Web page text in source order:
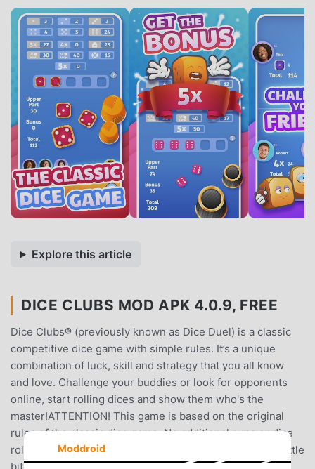
Explore this article
DICE CLUBS MOD APK 4.0.9, FREE
Dice Clubs® (previously known as Dice Duel) is a classic
competitive dice game with simple rules. It’s a unique
combination of luck, skill and strategy that you all know
and love. Challenge your buddies or look for opponents
online, start rolling dices and show them who's the
master!ATTENTION! This game is based on the original
rules of the classic dice game. No additional cups or dice
rolling - the only thing that counts is your skill (...and a little
Moddroid